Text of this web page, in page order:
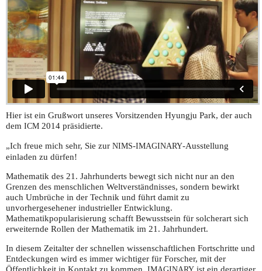
Hier ist ein Grußwort unseres Vorsitzenden Hyungju Park, der auch
dem ICM 2014 präsidierte.
„Ich freue mich sehr, Sie zur NIMS-IMAGINARY-Ausstellung
einladen zu dürfen!
Mathematik des 21. Jahrhunderts bewegt sich nicht nur an den
Grenzen des menschlichen Weltverständnisses, sondern bewirkt
auch Umbrüche in der Technik und führt damit zu
unvorhergesehener industrieller Entwicklung.
Mathematikpopularisierung schafft Bewusstsein für solcherart sich
erweiternde Rollen der Mathematik im 21. Jahrhundert.
In diesem Zeitalter der schnellen wissenschaftlichen Fortschritte und
Entdeckungen wird es immer wichtiger für Forscher, mit der